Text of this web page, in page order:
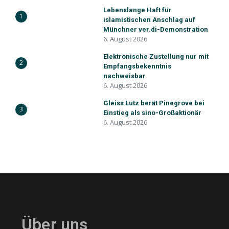
1
Lebenslange Haft für
islamistischen Anschlag auf
Münchner ver.di-Demonstration
6. August 2026
2
Elektronische Zustellung nur mit
Empfangsbekenntnis
nachweisbar
6. August 2026
3
Gleiss Lutz berät Pinegrove bei
Einstieg als sino-Großaktionär
6. August 2026
Über uns